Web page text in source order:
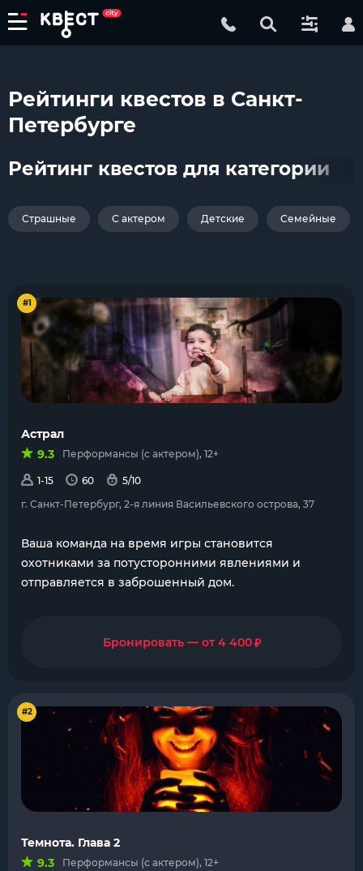
Рейтинги квестов в Санкт-
Петербурге
Рейтинг квестов для категории
Страшные С актером Детские Семейные
#1
Астрал
9.3
Перформансы (с актером), 12+
1-15 60
5/10
г. Санкт-Петербург, 2-я линия Васильевского острова, 37
Ваша команда на время игры становится
охотниками за потусторонними явлениями и
отправляется в заброшенный дом.
Бронировать — от 4 400₽
#2
Темнота. Глава 2
9.3
Перформансы (с актером), 12+